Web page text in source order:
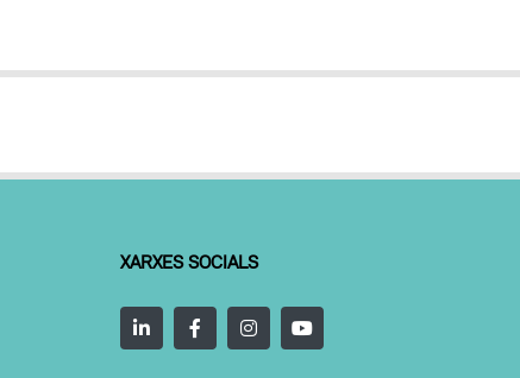
XARXES SOCIALS